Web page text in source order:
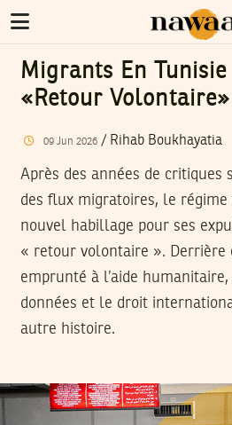
Migrants En Tunisie
«retour Volontaire»
09 Jun 2026/ Rihab Boukhayatia
Après des années de critiques
des flux migratoires, le
nouvel habillage pour ses
« retour volontaire ». Derrière
emprunté à l’aide
données et le droit
autre histoire.